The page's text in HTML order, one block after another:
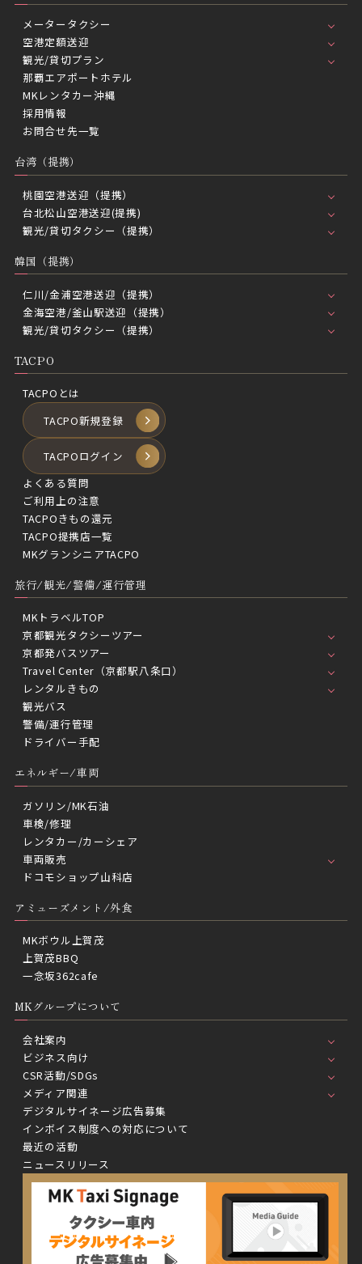
メータータクシー
空港定額送迎
観光/貸切プラン
那覇エアポートホテル
MKレンタカー沖縄
採用情報
お問合せ先一覧
台湾（提携）
桃園空港送迎（提携）
台北松山空港送迎(提携)
観光/貸切タクシー（提携）
韓国（提携）
仁川/金浦空港送迎（提携）
金海空港/釜山駅送迎（提携）
観光/貸切タクシー（提携）
TACPO
TACPOとは
TACPO新規登録
TACPOログイン
よくある質問
ご利用上の注意
TACPOきもの還元
TACPO提携店一覧
MKグランシニアTACPO
旅行/観光/警備/運行管理
MKトラベルTOP
京都観光タクシーツアー
京都発バスツアー
Travel Center（京都駅八条口）
レンタルきもの
観光バス
警備/運行管理
ドライバー手配
エネルギー/車両
ガソリン/MK石油
車検/修理
レンタカー/カーシェア
車両販売
ドコモショップ山科店
アミューズメント/外食
MKボウル上賀茂
上賀茂BBQ
一念坂362cafe
MKグループについて
会社案内
ビジネス向け
CSR活動/SDGs
メディア関連
デジタルサイネージ広告募集
インボイス制度への対応について
最近の活動
ニュースリリース